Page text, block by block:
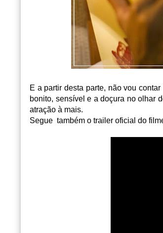
E a partir desta parte, não vou
bonito, sensível e a doçura no olhar
atração à mais.
Segue também o trailer oficial do